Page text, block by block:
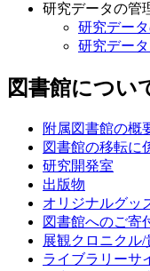
研究データの管
研究デー
研究デー
図書館につい
附属図書館の概
図書館の移転に
研究開発室
出版物
オリジナルグッ
図書館へのご寄
展観クロニクル
ライブラリーサ